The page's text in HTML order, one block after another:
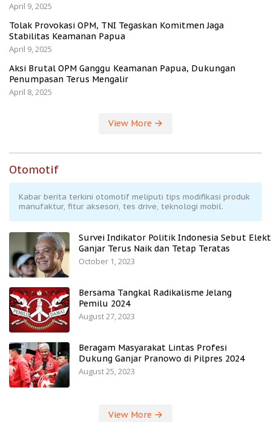
April 9, 2025
Tolak Provokasi OPM, TNI Tegaskan Komitmen Jaga
Stabilitas Keamanan Papua
April 9, 2025
Aksi Brutal OPM Ganggu Keamanan Papua, Dukungan
Penumpasan Terus Mengalir
April 8, 2025
View More
Otomotif
Kabar berita terkini otomotif meliputi tips modifikasi produk
manufaktur, fitur aksesori, tes drive, teknologi mobil.
Survei Indikator Politik Indonesia Sebut
Ganjar Terus Naik dan Tetap Teratas
October 1, 2023
Bersama Tangkal Radikalisme Jelang
Pemilu 2024
August 27, 2023
Beragam Masyarakat Lintas Profesi
Dukung Ganjar Pranowo di Pilpres 2024
August 25, 2023
View More